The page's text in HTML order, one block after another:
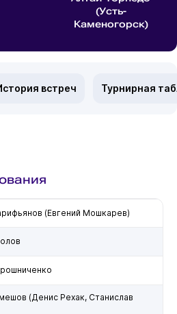
(Усть-
Каменогорск)
встреч Турнирная
(Евгений Мошкарев)
(Денис Рехак, Станислав